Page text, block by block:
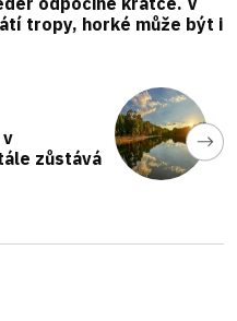
tropy, horké může být i
zůstává